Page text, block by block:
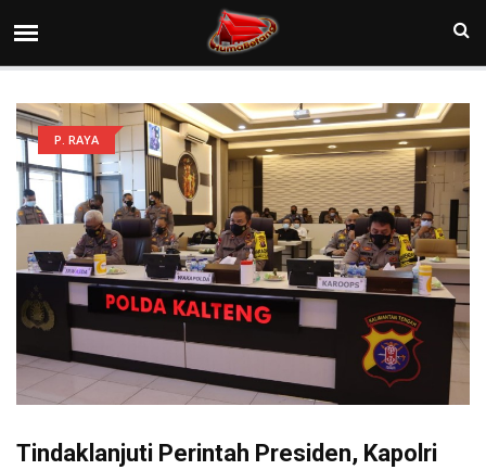
P. RAYA
Tindaklanjuti Perintah Presiden, Kapolri